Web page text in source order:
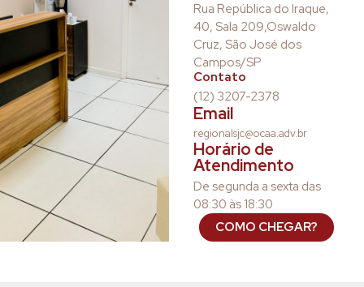
Rua República do Iraque,
40, Sala 209,Oswaldo
Cruz, São José dos
Campos/SP
Contato
(12) 3207-2378
Email
regionalsjc@ocaa.adv.br
Horário de
Atendimento
De segunda a sexta das
08:30 às 18:30
COMO CHEGAR?